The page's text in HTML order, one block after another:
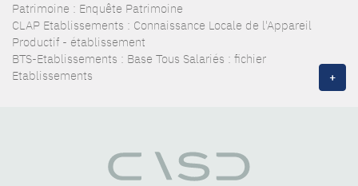
Patrimoine : Enquête Patrimoine
CLAP Etablissements : Connaissance Locale de l'Appareil
Productif - établissement
BTS-Etablissements : Base Tous Salariés : fichier
Etablissements
+